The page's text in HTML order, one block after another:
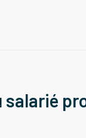
salarié